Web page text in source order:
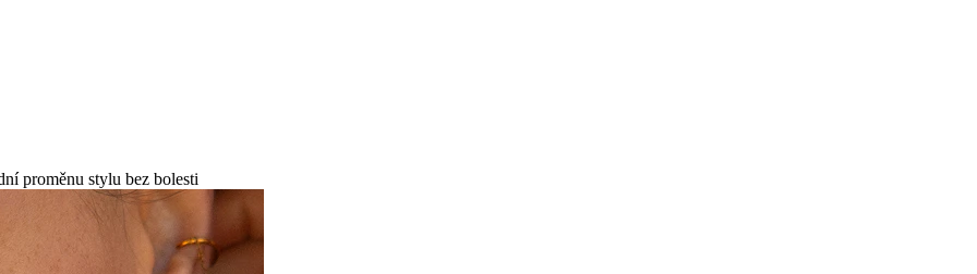
proměnu stylu bez bolesti